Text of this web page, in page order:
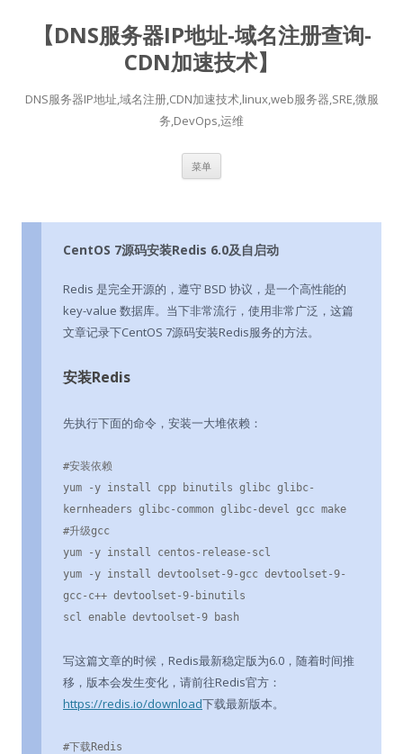
【DNS服务器IP地址-域名注册查询-
CDN加速技术】
DNS服务器IP地址,域名注册,CDN加速技术,linux,web服务器,SRE,微服
务,DevOps,运维
菜单
CentOS 7源码安装Redis 6.0及自启动
Redis 是完全开源的，遵守 BSD 协议，是一个高性能的
key-value 数据库。当下非常流行，使用非常广泛，这篇
文章记录下CentOS 7源码安装Redis服务的方法。
安装Redis
先执行下面的命令，安装一大堆依赖：
#安装依赖
yum -y install cpp binutils glibc glibc-
kernheaders glibc-common glibc-devel gcc make
#升级gcc
yum -y install centos-release-scl
yum -y install devtoolset-9-gcc devtoolset-9-
gcc-c++ devtoolset-9-binutils
scl enable devtoolset-9 bash
写这篇文章的时候，Redis最新稳定版为6.0，随着时间推
移，版本会发生变化，请前往Redis官方：
https://redis.io/download下载最新版本。
#下载Redis